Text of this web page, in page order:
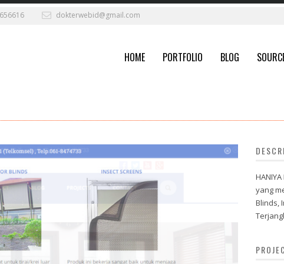
dokterwebid@gmail.com
HOME PORTFOLIO BLOG
yang
Blinds,